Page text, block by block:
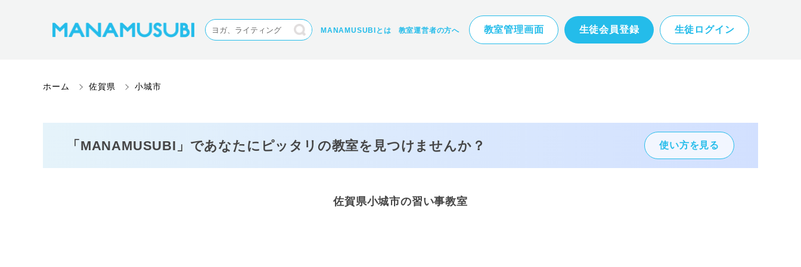
MANAMUSUBIとは 教室運営者の方へ 教室管理画面 生徒会員登録 生徒ログイン
ホーム 佐賀県 小城市
「MANAMUSUBI」であなたにピッタリの教室を見つけませんか？ 使い方を見る
佐賀県小城市の習い事教室